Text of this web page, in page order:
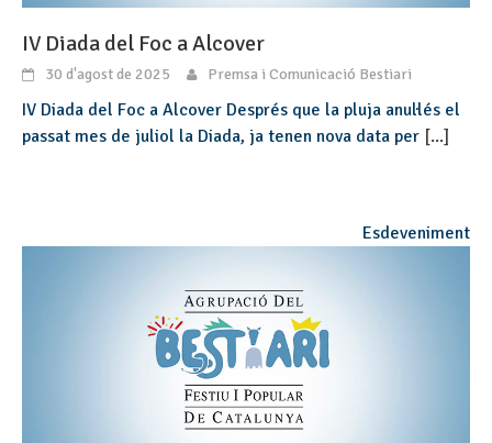
IV Diada del Foc a Alcover
30 d'agost de 2025 Premsa i Comunicació Bestiari
IV Diada del Foc a Alcover Després que la pluja anul·lés el
passat mes de juliol la Diada, ja tenen nova data per [...]
Esdeveniment